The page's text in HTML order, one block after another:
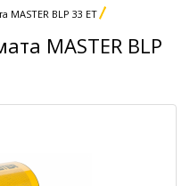
MASTER BLP 33 ET
MASTER BLP